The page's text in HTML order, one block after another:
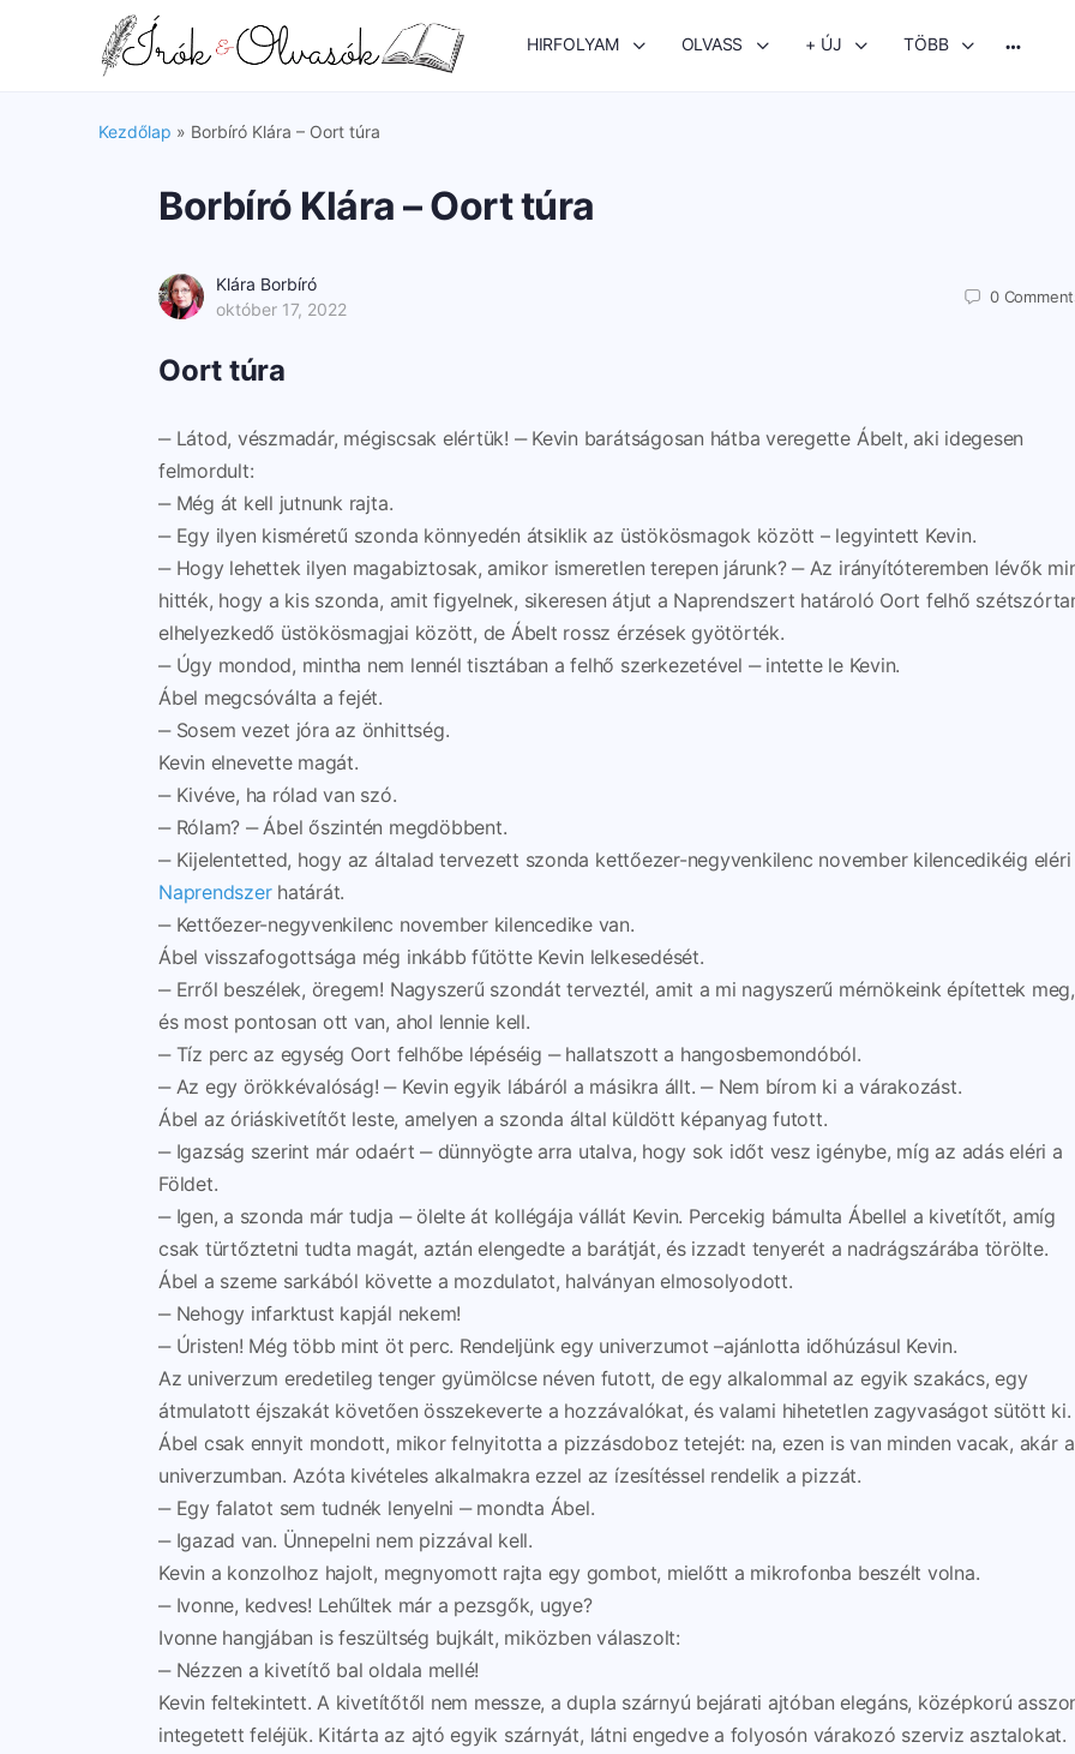
HIRFOLYAM OLVASS + ÚJ TÖBB
Kezdőlap » Borbíró Klára – Oort túra
Borbíró Klára – Oort túra
Klára Borbíró
október 17, 2022
0
Oort túra
‒ Látod, vészmadár, mégiscsak elértük! ‒ Kevin barátságosan hátba veregette Ábelt, aki idegesen
felmordult:
‒ Még át kell jutnunk rajta.
‒ Egy ilyen kisméretű szonda könnyedén átsiklik az üstökösmagok között – legyintett Kevin.
‒ Hogy lehettek ilyen magabiztosak, amikor ismeretlen terepen járunk? ‒ Az irányítóteremben lévők
hitték, hogy a kis szonda, amit figyelnek, sikeresen átjut a Naprendszert határoló Oort felhő
elhelyezkedő üstökösmagjai között, de Ábelt rossz érzések gyötörték.
‒ Úgy mondod, mintha nem lennél tisztában a felhő szerkezetével ‒ intette le Kevin.
Ábel megcsóválta a fejét.
‒ Sosem vezet jóra az önhittség.
Kevin elnevette magát.
‒ Kivéve, ha rólad van szó.
‒ Rólam? ‒ Ábel őszintén megdöbbent.
‒ Kijelentetted, hogy az általad tervezett szonda kettőezer-negyvenkilenc november kilencedikéig eléri
Naprendszerhatárát.
‒ Kettőezer-negyvenkilenc november kilencedike van.
Ábel visszafogottsága még inkább fűtötte Kevin lelkesedését.
‒ Erről beszélek, öregem! Nagyszerű szondát terveztél, amit a mi nagyszerű mérnökeink építettek meg,
és most pontosan ott van, ahol lennie kell.
‒ Tíz perc az egység Oort felhőbe lépéséig ‒ hallatszott a hangosbemondóból.
‒ Az egy örökkévalóság! ‒ Kevin egyik lábáról a másikra állt. ‒ Nem bírom ki a várakozást.
Ábel az óriáskivetítőt leste, amelyen a szonda által küldött képanyag futott.
‒ Igazság szerint már odaért ‒ dünnyögte arra utalva, hogy sok időt vesz igénybe, míg az adás eléri a
Földet.
‒ Igen, a szonda már tudja ‒ ölelte át kollégája vállát Kevin. Percekig bámulta Ábellel a kivetítőt, amíg
csak türtőztetni tudta magát, aztán elengedte a barátját, és izzadt tenyerét a nadrágszárába törölte.
Ábel a szeme sarkából követte a mozdulatot, halványan elmosolyodott.
‒ Nehogy infarktust kapjál nekem!
‒ Úristen! Még több mint öt perc. Rendeljünk egy univerzumot –ajánlotta időhúzásul Kevin.
Az univerzum eredetileg tenger gyümölcse néven futott, de egy alkalommal az egyik szakács, egy
átmulatott éjszakát követően összekeverte a hozzávalókat, és valami hihetetlen zagyvaságot sütött ki.
Ábel csak ennyit mondott, mikor felnyitotta a pizzásdoboz tetejét: na, ezen is van minden vacak, akár
univerzumban. Azóta kivételes alkalmakra ezzel az ízesítéssel rendelik a pizzát.
‒ Egy falatot sem tudnék lenyelni ‒ mondta Ábel.
‒ Igazad van. Ünnepelni nem pizzával kell.
Kevin a konzolhoz hajolt, megnyomott rajta egy gombot, mielőtt a mikrofonba beszélt volna.
‒ Ivonne, kedves! Lehűltek már a pezsgők, ugye?
Ivonne hangjában is feszültség bujkált, miközben válaszolt:
‒ Nézzen a kivetítő bal oldala mellé!
Kevin feltekintett. A kivetítőtől nem messze, a dupla szárnyú bejárati ajtóban elegáns, középkorú
integetett feléjük. Kitárta az ajtó egyik szárnyát, látni engedve a folyosón várakozó szerviz asztalokat.